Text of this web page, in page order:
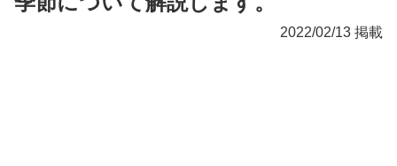
2022/02/13 掲載